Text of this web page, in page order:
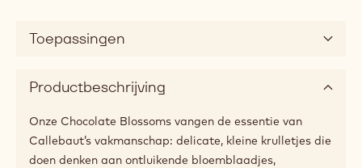
Toepassingen
Productbeschrijving
Onze Chocolate Blossoms vangen de essentie van
Callebaut’s vakmanschap: delicate, kleine krulletjes die
doen denken aan ontluikende bloemblaadjes,